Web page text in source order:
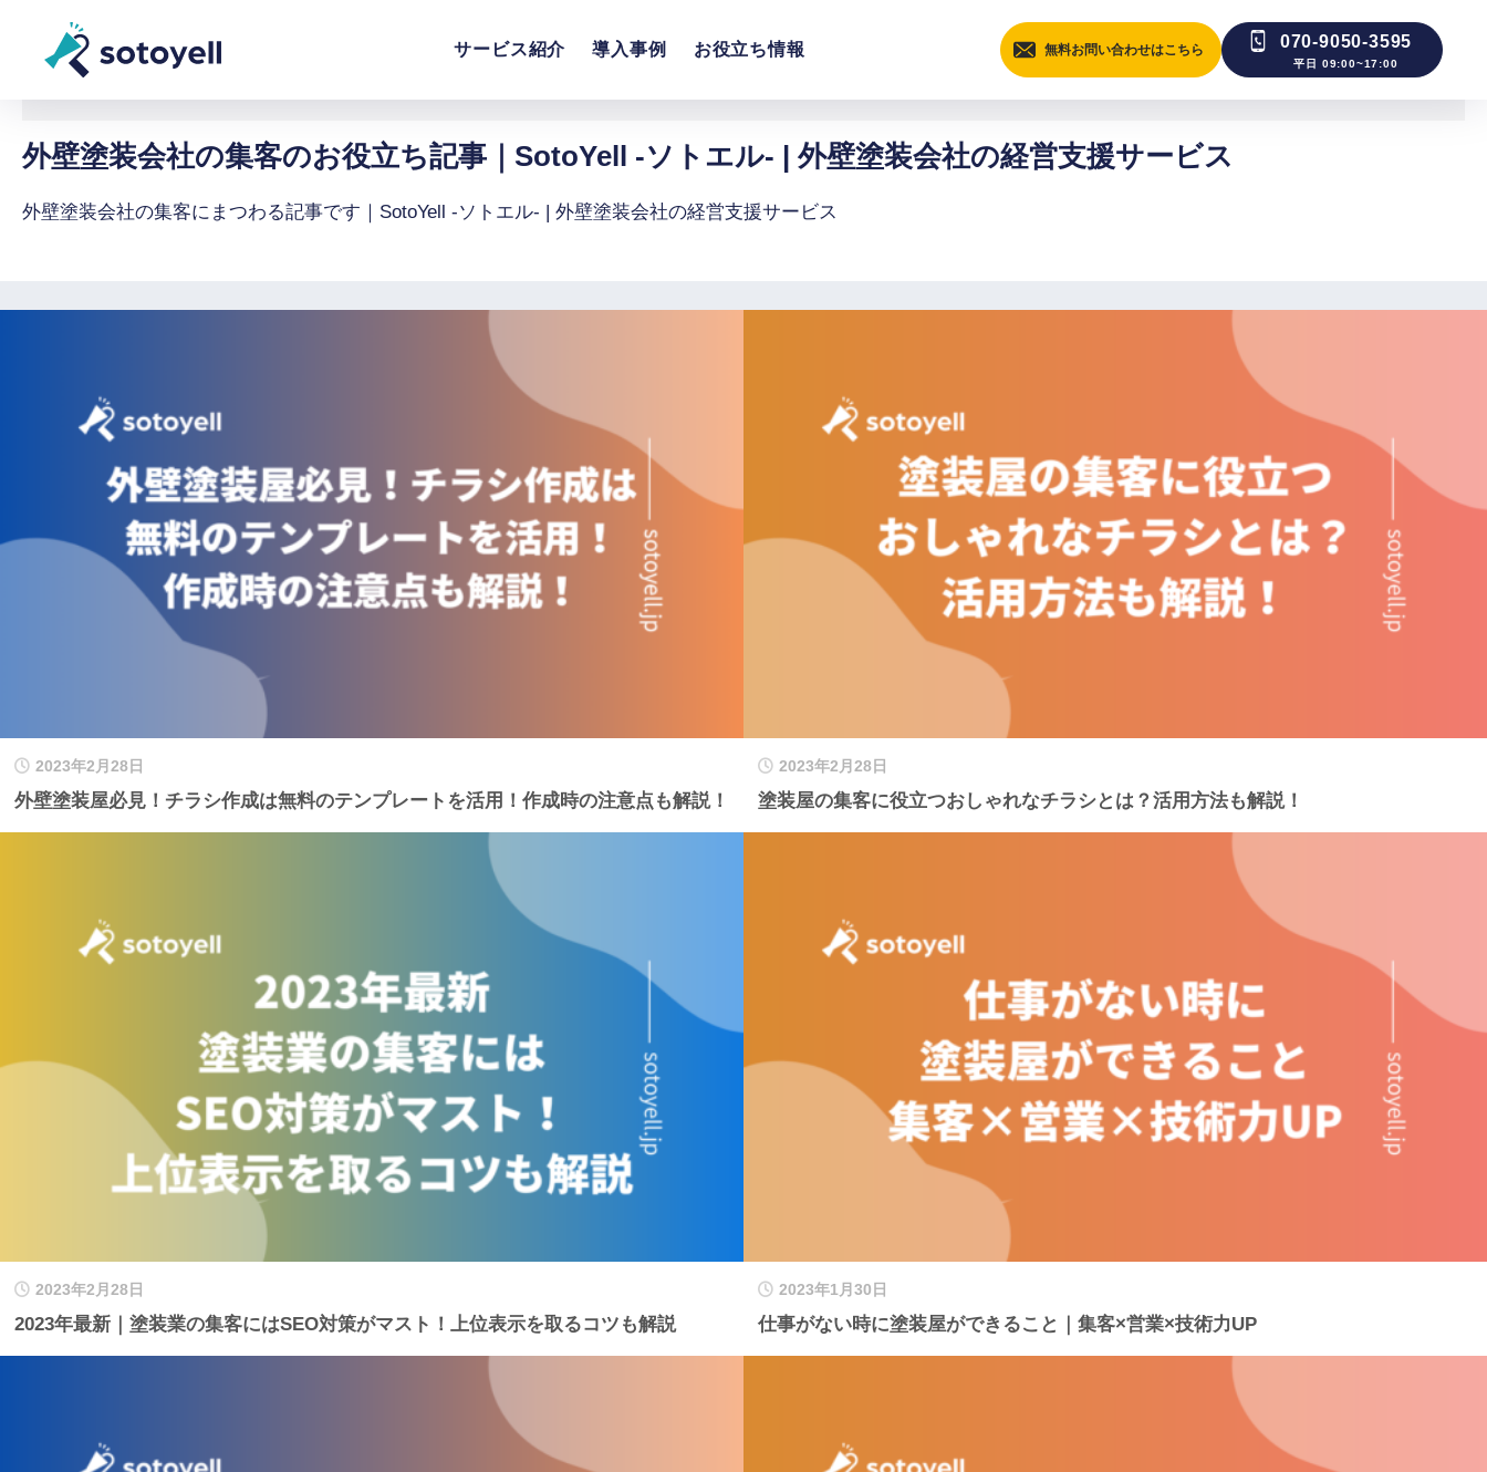
サービス紹介 導入事例 お役立ち情報 無料お問い合わせはこちら 070-9050-3595
平日 09:00~17:00
外壁塗装会社の集客のお役立ち記事｜SotoYell -ソトエル- | 外壁塗装会社の経営支援サービス
外壁塗装会社の集客にまつわる記事です｜SotoYell -ソトエル- | 外壁塗装会社の経営支援サービス
2023年2月28日
外壁塗装屋必見！チラシ作成は無料のテンプレートを活用！作成時の注意点も解説！
2023年2月28日
塗装屋の集客に役立つおしゃれなチラシとは？活用方法も解説！
2023年2月28日
2023年最新｜塗装業の集客にはSEO対策がマスト！上位表示を取るコツも解説
2023年1月30日
仕事がない時に塗装屋ができること｜集客×営業×技術力UP